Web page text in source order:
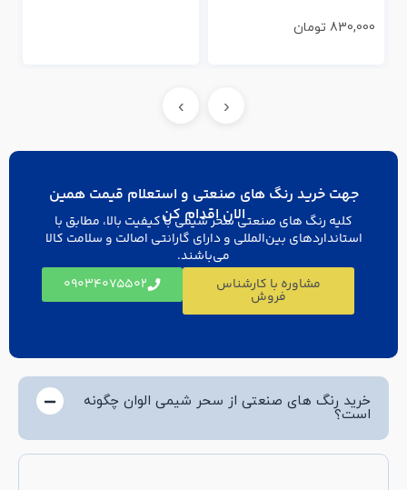
830,000 تومان
‹
›
جهت خرید رنگ های صنعتی و استعلام قیمت همین
الان اقدام کن
کلیه رنگ های صنعتی سحر شیمی با کیفیت بالا، مطابق با
استانداردهای بین‌المللی و دارای گارانتی اصالت و سلامت کالا
می‌باشند.
مشاوره با کارشناس
فروش
۰۹۰۳۴۰۷۵۵۰۲
خرید رنگ های صنعتی از سحر شیمی الوان چگونه
است؟